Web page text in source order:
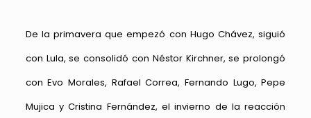
De la primavera que empezó con Hugo Chávez, siguió
con Lula, se consolidó con Néstor Kirchner, se prolongó
con Evo Morales, Rafael Correa, Fernando Lugo, Pepe
Mujica y Cristina Fernández, el invierno de la reacción